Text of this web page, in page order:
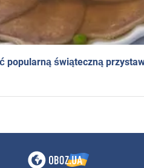
popularną świąteczną